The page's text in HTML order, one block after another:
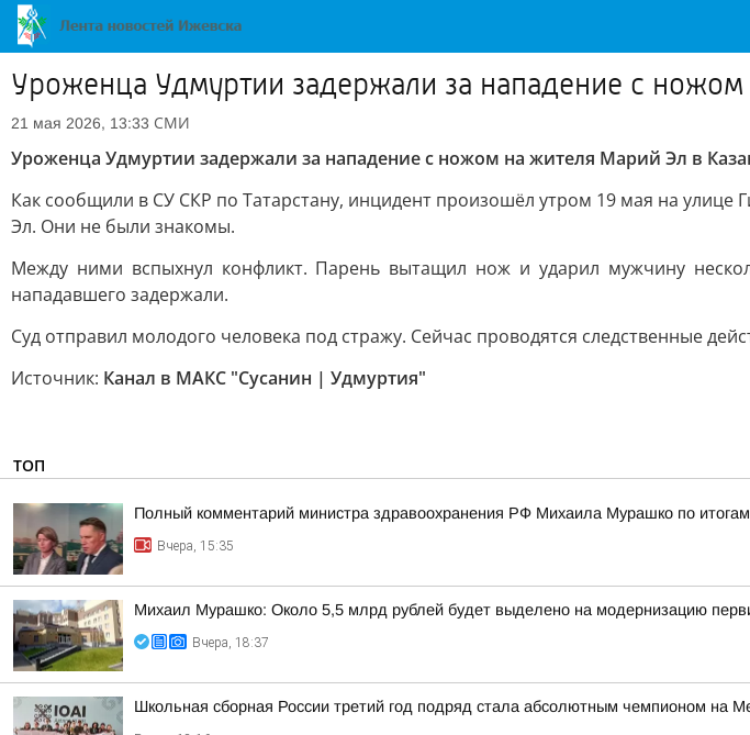
Уроженца Удмуртии задержали за нападение с
21 мая 2026, 13:33 СМИ
Уроженца Удмуртии задержали за нападение с ножом на жителя Марий Эл в
Как сообщили в СУ СКР по Татарстану, инцидент произошёл утром 19 мая на
Эл. Они не были знакомы.
Между ними вспыхнул конфликт. Парень вытащил нож и ударил мужчину
нападавшего задержали.
Суд отправил молодого человека под стражу. Сейчас проводятся следственные
Источник: Канал в МАКС "Сусанин | Удмуртия"
ТОП
Полный комментарий министра здравоохранения РФ Михаила Мурашко по
Вчера, 15:35
Михаил Мурашко: Около 5,5 млрд рублей будет выделено на модернизацию
Вчера, 18:37
Школьная сборная России третий год подряд стала абсолютным чемпионом на